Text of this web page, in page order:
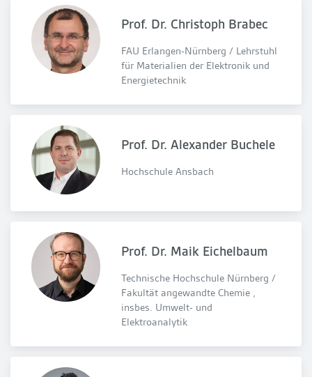
Prof. Dr. Christoph Brabec
FAU Erlangen-Nürnberg / Lehrstuhl
für Materialien der Elektronik und
Energietechnik
Prof. Dr. Alexander Buchele
Hochschule Ansbach
Prof. Dr. Maik Eichelbaum
Technische Hochschule Nürnberg /
Fakultät angewandte Chemie ,
insbes. Umwelt- und
Elektroanalytik